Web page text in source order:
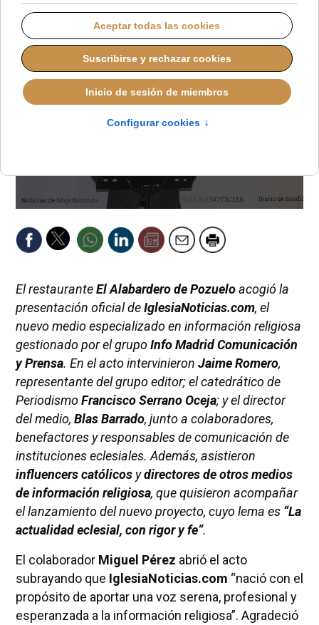
El restauranteEl Alabardero de Pozueloacogió la
presentación oficial deIglesiaNoticias.com, el
nuevo medio especializado en información religiosa
gestionado por el grupoInfo Madrid Comunicación
y Prensa. En el acto intervinieron Jaime Romero,
representante del grupo editor; el catedrático de
PeriodismoFrancisco Serrano Oceja; y el director
del medio, Blas Barrado, junto a colaboradores,
benefactores y responsables de comunicación de
instituciones eclesiales. Además, asistieron
influencers católicosydirectores de otros medios
de información religiosa, que quisieron acompañar
el lanzamiento del nuevo proyecto, cuyo lema es “La
actualidad eclesial, con rigor y fe”.
El colaborador Miguel Pérez abrió el acto
subrayando que IglesiaNoticias.com “nació con el
propósito de aportar una voz serena, profesional y
esperanzada a la información religiosa”. Agradeció